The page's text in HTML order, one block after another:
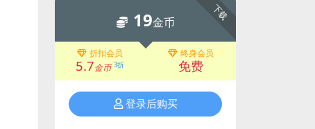
下载
19金币
折扣会员
5.7金币 3折
终身会员
免费
登录后购买